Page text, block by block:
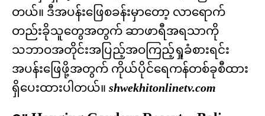
တယ်။ ဒီအပန်းဖြေစခန်းမှာတော့ လာရောက်
တည်းခိုသူတွေအတွက် ဆာဖာရီအရသာကို
သဘာဝအတိုင်းအပြည့်အဝကြည့်ရှုခံစားရင်း
အပန်းဖြေဖို့အတွက် ကိုယ်ပိုင်ရေကန်တစ်ခုစီထား
ရှိပေးထားပါတယ်။ shwekhitonlinetv.com